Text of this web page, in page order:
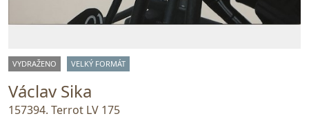
VYDRAŽENO VELKÝ FORMÁT
Václav Sika
157394. Terrot LV 175